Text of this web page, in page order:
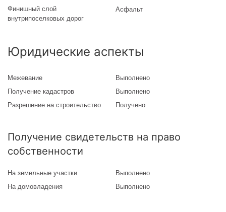
Финишный слой
внутрипоселковых дорог
Асфальт
Юридические аспекты
Межевание
Выполнено
Получение кадастров
Выполнено
Разрешение на строительство
Получено
Получение свидетельств на право
собственности
На земельные участки
Выполнено
На домовладения
Выполнено